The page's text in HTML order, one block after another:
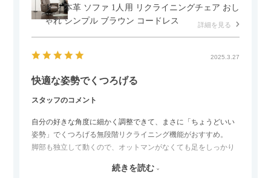
ダン 本革 ソファ 1人用 リクライニングチェア おし
ゃれ シンプル ブラウン コードレス
詳細を見る
2025.3.27
快適な姿勢でくつろげる
スタッフのコメント
自分の好きな角度に細かく調整できて、まさに「ちょうどいい
姿勢」でくつろげる無段階リクライニング機能がおすすめ。
脚部も独立して動くので、オットマンがなくても足をしっかり
スマホやタブレットを充電しながらリラックスできるのが嬉し
続きを読む